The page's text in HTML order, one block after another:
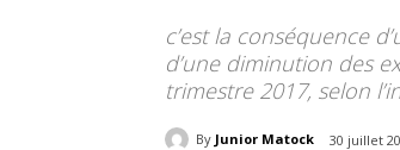
c’est la conséquence
d’une diminution des
trimestre 2017, selon
By Junior Matock 30 juillet